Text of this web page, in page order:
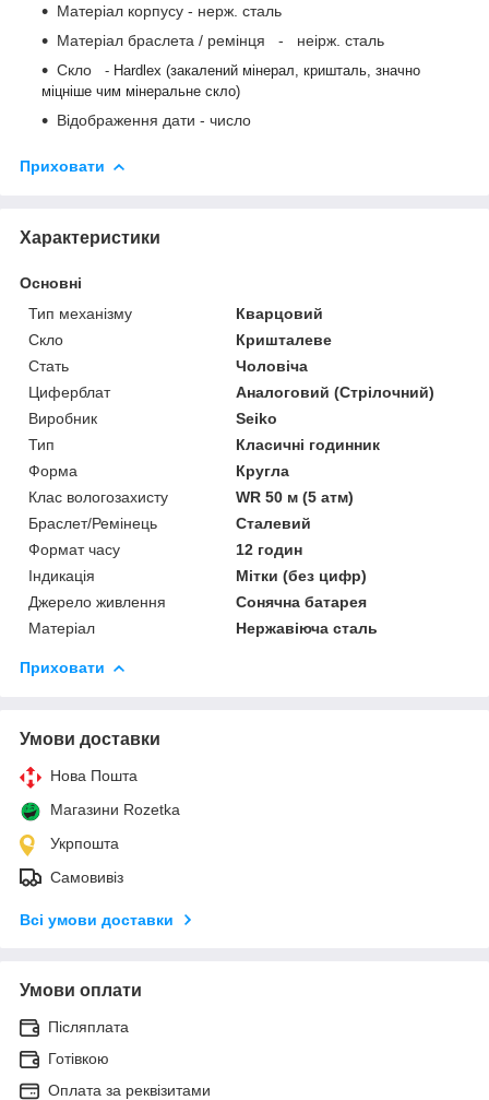
Матеріал корпусу - нерж. сталь
Матеріал браслета / ремінця - неірж. сталь
Скло
- Hardlex (закалений мінерал, кришталь, значно
міцніше чим мінеральне скло)
Відображення дати - число
Приховати
Характеристики
Основні
Тип механізму
Кварцовий
Скло
Кришталеве
Стать
Чоловіча
Циферблат
Аналоговий (Стрілочний)
Виробник
Seiko
Тип
Класичні годинник
Форма
Кругла
Клас вологозахисту
WR 50 м (5 атм)
Браслет/Ремінець
Сталевий
Формат часу
12 годин
Індикація
Мітки (без цифр)
Джерело живлення
Сонячна батарея
Матеріал
Нержавіюча сталь
Приховати
Умови доставки
Нова Пошта
Магазини Rozetka
Укрпошта
Самовивіз
Всі умови доставки
Умови оплати
Післяплата
Готівкою
Оплата за реквізитами